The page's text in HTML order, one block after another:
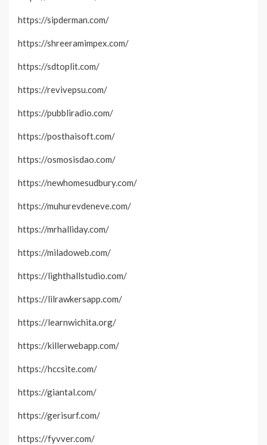
https://sipderman.com/
https://shreeramimpex.com/
https://sdtoplit.com/
https://revivepsu.com/
https://pubbliradio.com/
https://posthaisoft.com/
https://osmosisdao.com/
https://newhomesudbury.com/
https://muhurevdeneve.com/
https://mrhalliday.com/
https://miladoweb.com/
https://lighthallstudio.com/
https://lilrawkersapp.com/
https://learnwichita.org/
https://killerwebapp.com/
https://hccsite.com/
https://giantal.com/
https://gerisurf.com/
https://fyvver.com/